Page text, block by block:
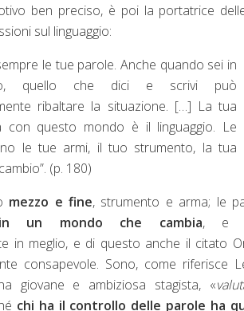
ben preciso, è poi la portatrice
sul linguaggio:
le tue parole. Anche quando sei in
quello che dici e scrivi può
ribaltare la situazione. […] La tua
con questo mondo è il linguaggio. Le
le tue armi, il tuo strumento, la tua
(p. 180)
mezzo e fine, strumento e arma; le
in un mondo che cambia, e
in meglio, e di questo anche il citato
consapevole. Sono, come riferisce
giovane e ambiziosa stagista, «
chi ha il controllo delle parole ha